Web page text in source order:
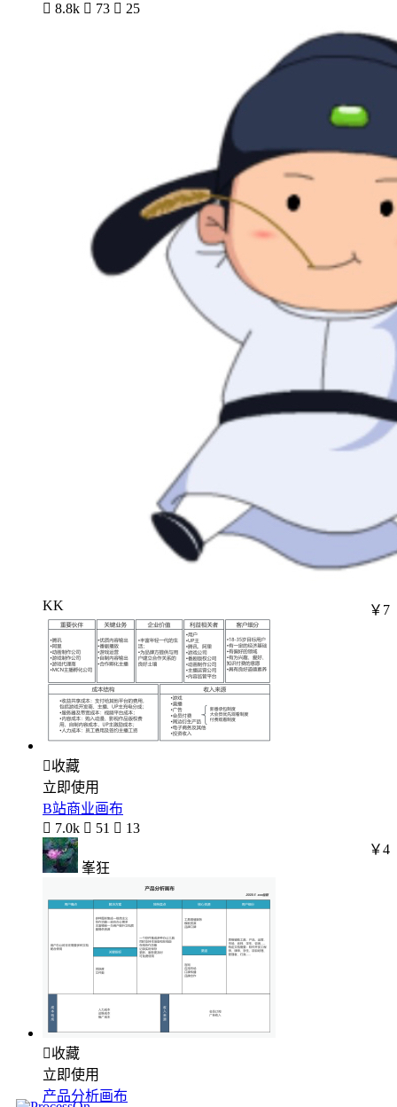
 8.8k  73  25
KK ￥7
收藏
立即使用
B站商业画布
 7.0k  51  13
峯狂
￥4
收藏
立即使用
产品分析画布